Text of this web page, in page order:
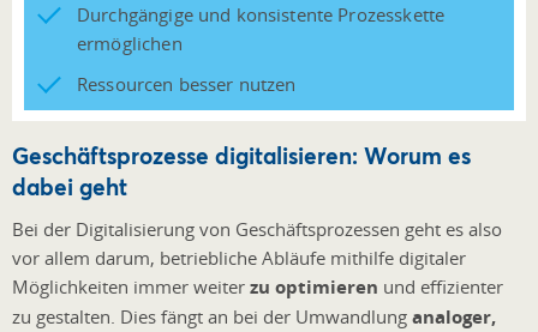
Durchgängige und konsistente Prozesskette
ermöglichen
Ressourcen besser nutzen
Geschäftsprozesse digitalisieren: Worum es
dabei geht
Bei der Digitalisierung von Geschäftsprozessen geht es also
vor allem darum, betriebliche Abläufe mithilfe digitaler
Möglichkeiten immer weiter zu optimieren und effizienter
zu gestalten. Dies fängt an bei der Umwandlung analoger,